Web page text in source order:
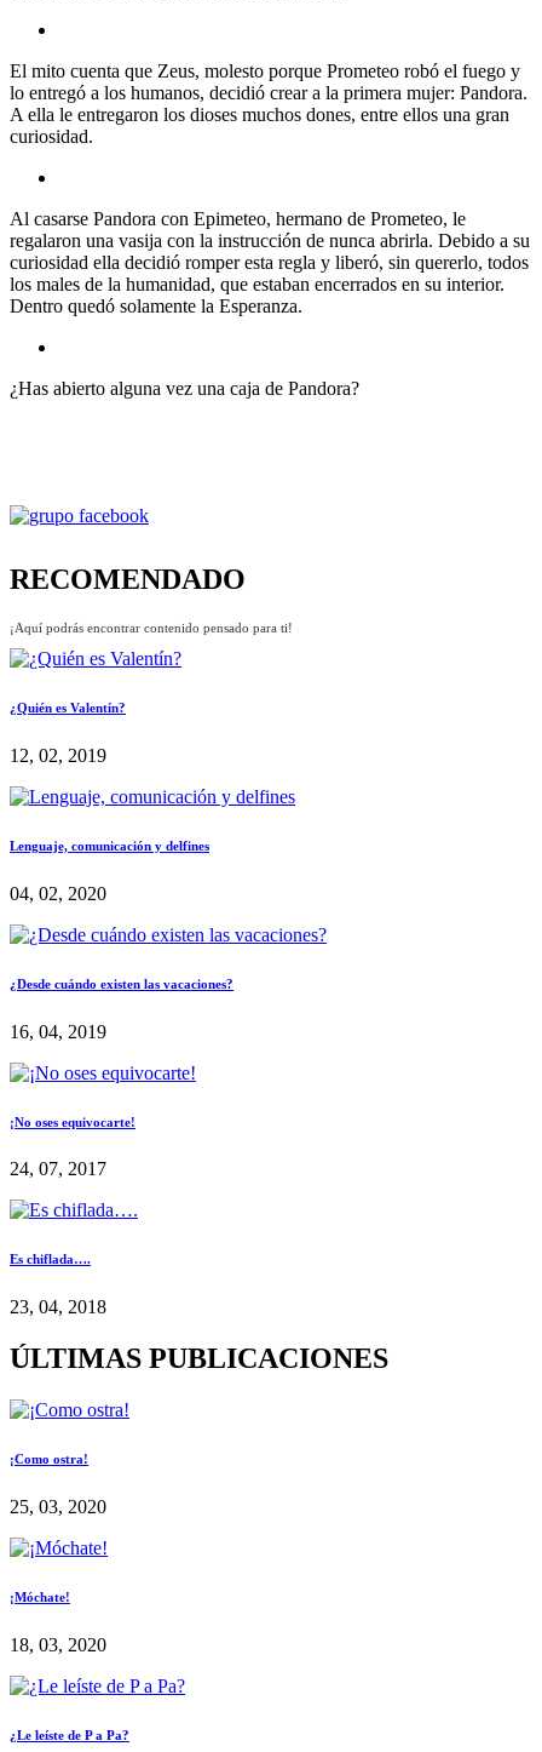
El mito cuenta que Zeus, molesto porque Prometeo robó el fuego y
lo entregó a los humanos, decidió crear a la primera mujer: Pandora.
A ella le entregaron los dioses muchos dones, entre ellos una gran
curiosidad.
Al casarse Pandora con Epimeteo, hermano de Prometeo, le
regalaron una vasija con la instrucción de nunca abrirla. Debido a su
curiosidad ella decidió romper esta regla y liberó, sin quererlo, todos
los males de la humanidad, que estaban encerrados en su interior.
Dentro quedó solamente la Esperanza.
¿Has abierto alguna vez una caja de Pandora?
RECOMENDADO
¡Aquí podrás encontrar contenido pensado para ti!
¿Quién es Valentín?
12, 02, 2019
Lenguaje, comunicación y delfines
04, 02, 2020
¿Desde cuándo existen las vacaciones?
16, 04, 2019
¡No oses equivocarte!
24, 07, 2017
Es chiflada….
23, 04, 2018
ÚLTIMAS PUBLICACIONES
¡Como ostra!
25, 03, 2020
¡Móchate!
18, 03, 2020
¿Le leíste de P a Pa?